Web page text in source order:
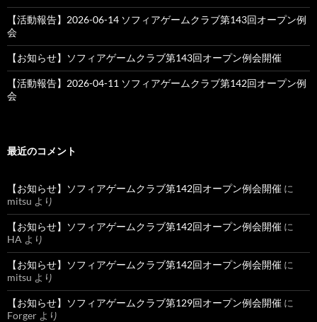
【活動報告】2026-06-14 ソフィアゲームクラブ第143回オープン例
会
【お知らせ】ソフィアゲームクラブ第143回オープン例会開催
【活動報告】2026-04-11 ソフィアゲームクラブ第142回オープン例
会
最近のコメント
【お知らせ】ソフィアゲームクラブ第142回オープン例会開催 に
mitsu より
【お知らせ】ソフィアゲームクラブ第142回オープン例会開催 に
HA より
【お知らせ】ソフィアゲームクラブ第142回オープン例会開催 に
mitsu より
【お知らせ】ソフィアゲームクラブ第129回オープン例会開催 に
Forger より